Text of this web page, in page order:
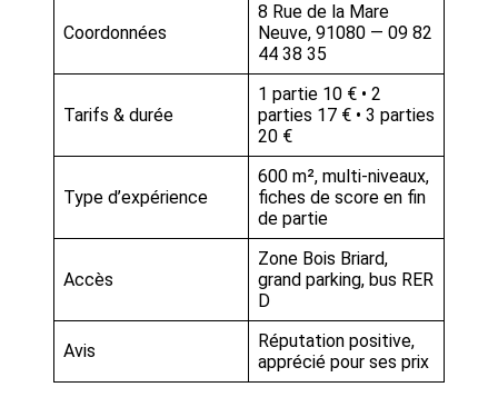
Coordonnées
8 Rue de la Mare
Neuve, 91080 — 09 82
44 38 35
Tarifs & durée
1 partie 10 € • 2
parties 17 € • 3 parties
20 €
Type d’expérience
600 m², multi-niveaux,
fiches de score en fin
de partie
Accès
Zone Bois Briard,
grand parking, bus RER
D
Avis
Réputation positive,
apprécié pour ses prix